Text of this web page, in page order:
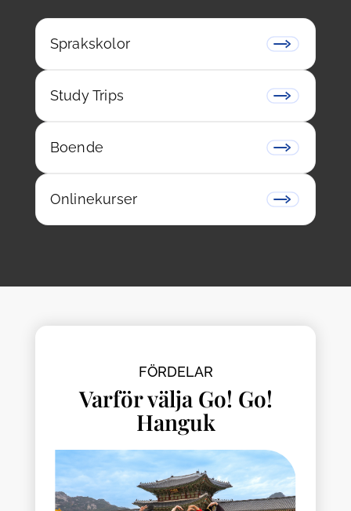
Sprakskolor
Study Trips
Boende
Onlinekurser
FÖRDELAR
Varför välja Go! Go!
Hanguk